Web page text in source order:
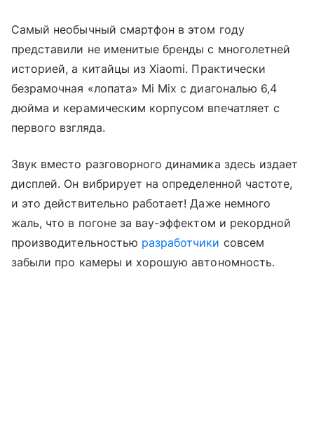
Самый необычный смартфон в этом году
представили не именитые бренды с многолетней
историей, а китайцы из Xiaomi. Практически
безрамочная «лопата» Mi Mix с диагональю 6,4
дюйма и керамическим корпусом впечатляет с
первого взгляда.
Звук вместо разговорного динамика здесь издает
дисплей. Он вибрирует на определенной частоте,
и это действительно работает! Даже немного
жаль, что в погоне за вау-эффектом и рекордной
производительностью разработчики совсем
забыли про камеры и хорошую автономность.